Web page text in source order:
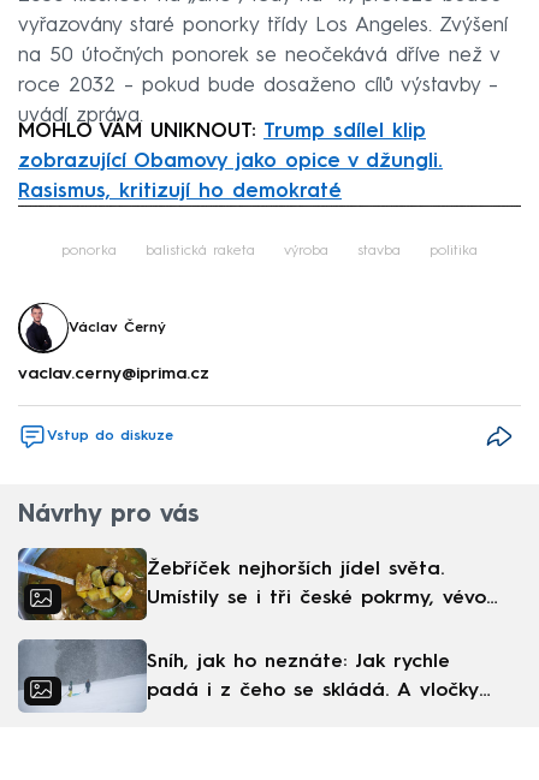
vyřazovány staré ponorky třídy Los Angeles. Zvýšení
na 50 útočných ponorek se neočekává dříve než v
roce 2032 – pokud bude dosaženo cílů výstavby –
uvádí zpráva.
MOHLO VÁM UNIKNOUT: Trump sdílel klip
zobrazující Obamovy jako opice v džungli.
Rasismus, kritizují ho demokraté
ponorka balistická raketa výroba stavba politika
Václav Černý
vaclav.cerny@iprima.cz
Vstup do diskuze
Návrhy pro vás
Žebříček nejhorších jídel světa.
Umístily se i tři české pokrmy, vévodí
Sníh, jak ho neznáte: Jak rychle
padá i z čeho se skládá. A vločky